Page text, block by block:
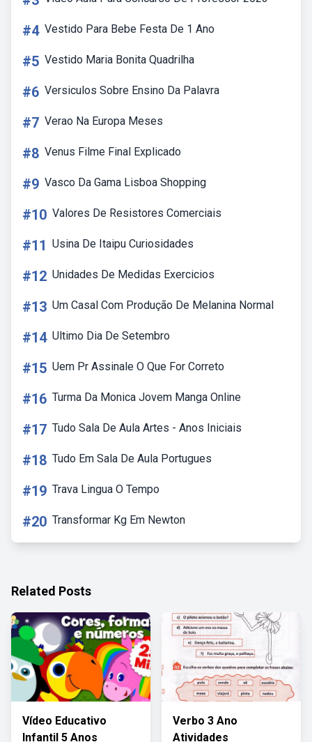
#4 Vestido Para Bebe Festa De 1 Ano
#5 Vestido Maria Bonita Quadrilha
#6 Versiculos Sobre Ensino Da Palavra
#7 Verao Na Europa Meses
#8 Venus Filme Final Explicado
#9 Vasco Da Gama Lisboa Shopping
#10 Valores De Resistores Comerciais
#11 Usina De Itaipu Curiosidades
#12 Unidades De Medidas Exercicios
#13 Um Casal Com Produção De Melanina Normal
#14 Ultimo Dia De Setembro
#15 Uem Pr Assinale O Que For Correto
#16 Turma Da Monica Jovem Manga Online
#17 Tudo Sala De Aula Artes - Anos Iniciais
#18 Tudo Em Sala De Aula Portugues
#19 Trava Lingua O Tempo
#20 Transformar Kg Em Newton
Related Posts
Vídeo Educativo
Infantil 5 Anos
Verbo 3 Ano
Atividades